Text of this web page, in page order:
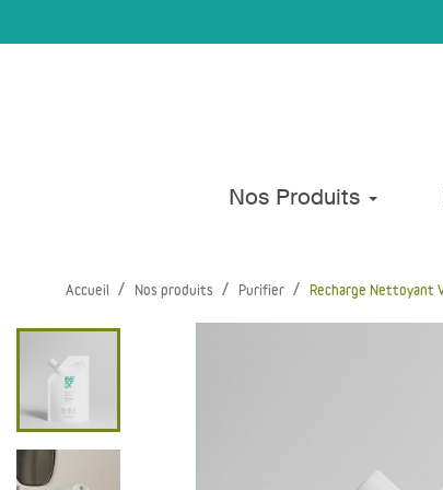
Nos Produits
Accueil Nos produits Purifier Recharge Nettoyant